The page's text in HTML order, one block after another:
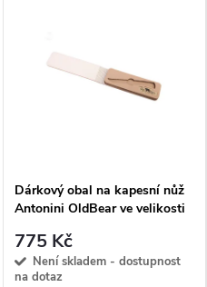
Dárkový obal na kapesní nůž
Antonini OldBear ve velikosti
775 Kč
Není skladem - dostupnost
na dotaz